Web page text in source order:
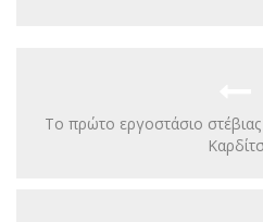
Το πρώτο εργοστάσιο